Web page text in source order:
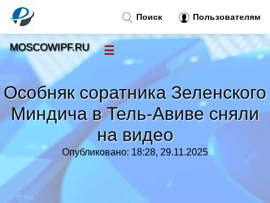
Особняк соратника Зеленского
Миндича в Тель-Авиве сняли
на видео
Опубликовано: 18:28, 29.11.2025
Поиск Пользователям
MOSCOWIPF.RU ☰
Новости
Тренды новостей »
»
Правила »